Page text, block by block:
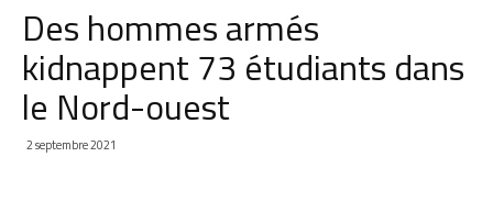
Des hommes armés
kidnappent 73 étudiants dans
le Nord-ouest
2 septembre 2021